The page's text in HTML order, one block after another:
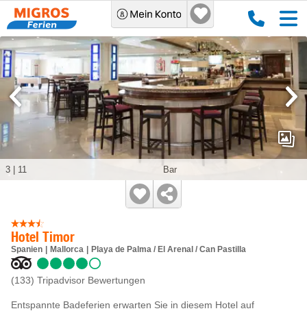
Hotel Timor
Spanien Mallorca Playa de Palma / El Arenal / Can Pastilla
(133) Tripadvisor Bewertungen
Entspannte Badeferien erwarten Sie in diesem Hotel auf
Bar
3 11